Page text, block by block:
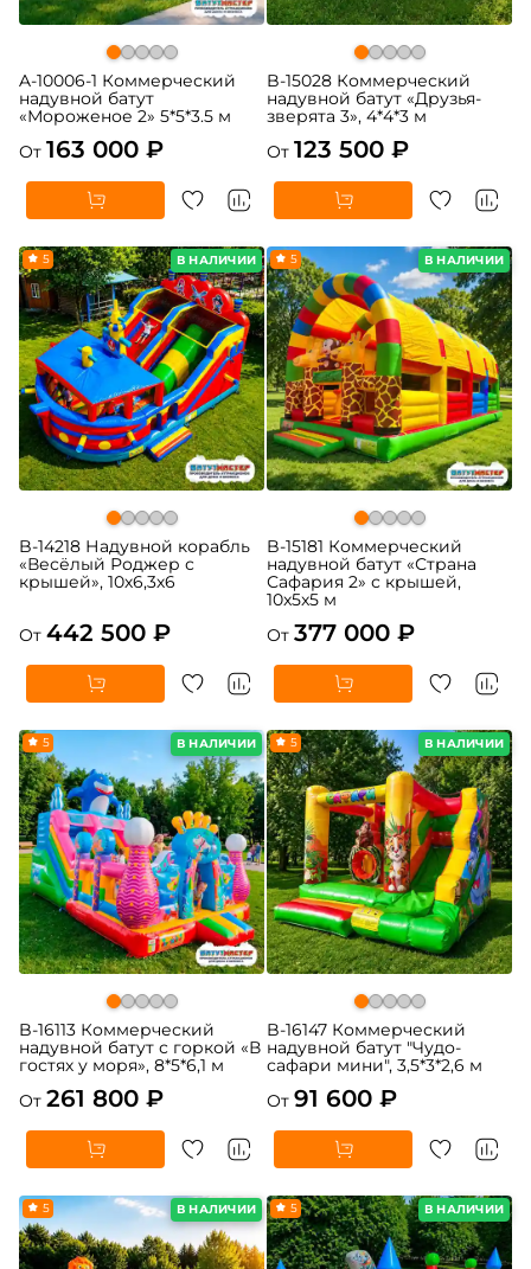
A-10006-1 Коммерческий
надувной батут
«Мороженое 2» 5*5*3.5 м
От 163 000 ₽
B-15028 Коммерческий
надувной батут «Друзья-
зверята 3», 4*4*3 м
От 123 500 ₽
В НАЛИЧИИ
5
B-14218 Надувной корабль
«Весёлый Роджер с
крышей», 10х6,3х6
От 442 500 ₽
В НАЛИЧИИ
5
B-15181 Коммерческий
надувной батут «Страна
Сафария 2» с крышей,
10x5x5 м
От 377 000 ₽
В НАЛИЧИИ
5
B-16113 Коммерческий
надувной батут с горкой «В
гостях у моря», 8*5*6,1 м
От 261 800 ₽
В НАЛИЧИИ
5
B-16147 Коммерческий
надувной батут "Чудо-
сафари мини", 3,5*3*2,6 м
От 91 600 ₽
В НАЛИЧИИ
5 В НАЛИЧИИ
5